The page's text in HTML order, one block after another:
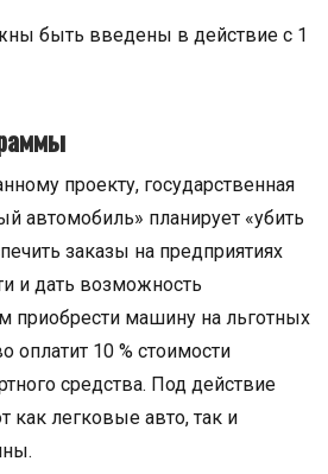
быть введены в действие с 1
проекту, государственная
автомобиль» планирует «убить
заказы на предприятиях
и дать возможность
приобрести машину на льготных
оплатит 10 % стоимости
средства. Под действие
легковые авто, так и